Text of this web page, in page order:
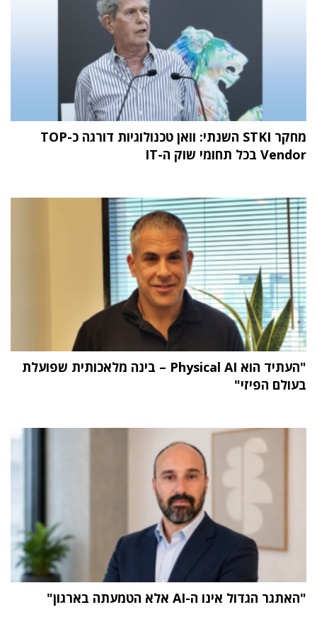
מחקר STKI השנתי: וואן טכנולוגיות דורגה כ-TOP
Vendor בכל תחומי שוק ה-IT
"העתיד הוא Physical AI – בינה מלאכותית שפועלת
בעולם הפיזי"
"האתגר הגדול אינו ה-AI אלא הטמעתה בארגון"